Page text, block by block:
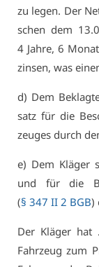
zu le­gen. Der
schen dem
4 Jah­re, 6
zin­sen, was
d) Dem
satz für die
zeu­ges durch
e) Dem Klä­ger
und für die
(§ 347 II 2 BGB)
Der Klä­ger
Fahr­zeug zum